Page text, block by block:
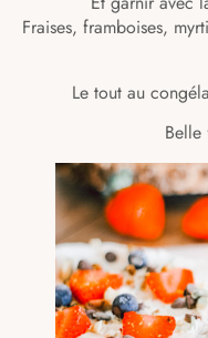
Fraises, framboises,
⠀Le tout au